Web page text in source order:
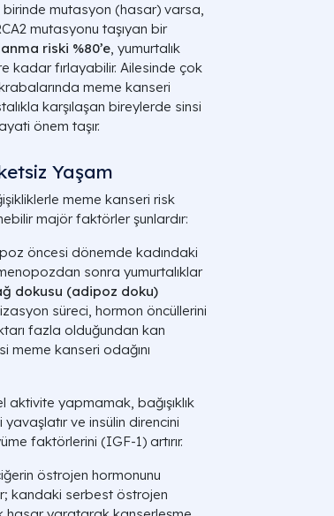
birinde mutasyon (hasar) varsa,
mutasyonu taşıyan bir
riski %80’e, yumurtalık
kadar fırlayabilir. Ailesinde çok
meme kanseri
karşılaşan bireylerde sinsi
önem taşır.
Yaşam
meme kanseri risk
majör faktörler şunlardır:
öncesi dönemde kadındaki
sonra yumurtalıklar
dokusu (adipoz doku)
süreci, hormon öncüllerini
fazla olduğundan kan
meme kanseri odağını
aktivite yapmamak, bağışıklık
ve insülin direncini
faktörlerini (IGF-1) artırır.
östrojen hormonunu
kandaki serbest östrojen